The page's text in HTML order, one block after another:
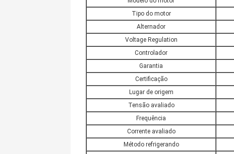
Tipo do motor
Alternador
Voltage Regulation
Controlador
Garantia
Certificação
Lugar de origem
Tensão avaliado
Frequência
Corrente avaliado
Método refrigerando